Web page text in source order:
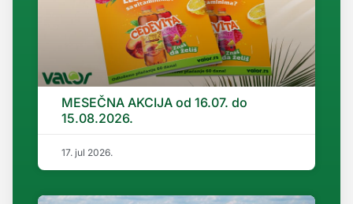
MESEČNA AKCIJA od 16.07. do
15.08.2026.
17. jul 2026.